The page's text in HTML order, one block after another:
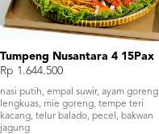
Tumpeng Nusantara 4 15Pax
Rp 1.644.500
nasi putih, empal suwir, ayam goreng
lengkuas, mie goreng, tempe teri
kacang, telur balado, pecel, bakwan
jagung